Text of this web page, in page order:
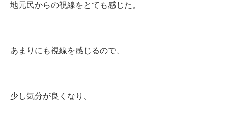
地元民からの視線をとても感じた。
あまりにも視線を感じるので、
少し気分が良くなり、